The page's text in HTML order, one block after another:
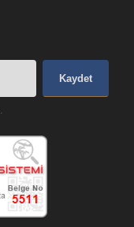
Kaydet